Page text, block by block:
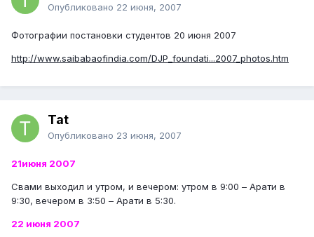
Опубликовано 22 июня, 2007
Фотографии постановки студентов 20 июня 2007
http://www.saibabaofindia.com/DJP_foundati...2007_photos.htm
Tat
Опубликовано 23 июня, 2007
21июня 2007
Свами выходил и утром, и вечером: утром в 9:00 – Арати в
9:30, вечером в 3:50 – Арати в 5:30.
22 июня 2007